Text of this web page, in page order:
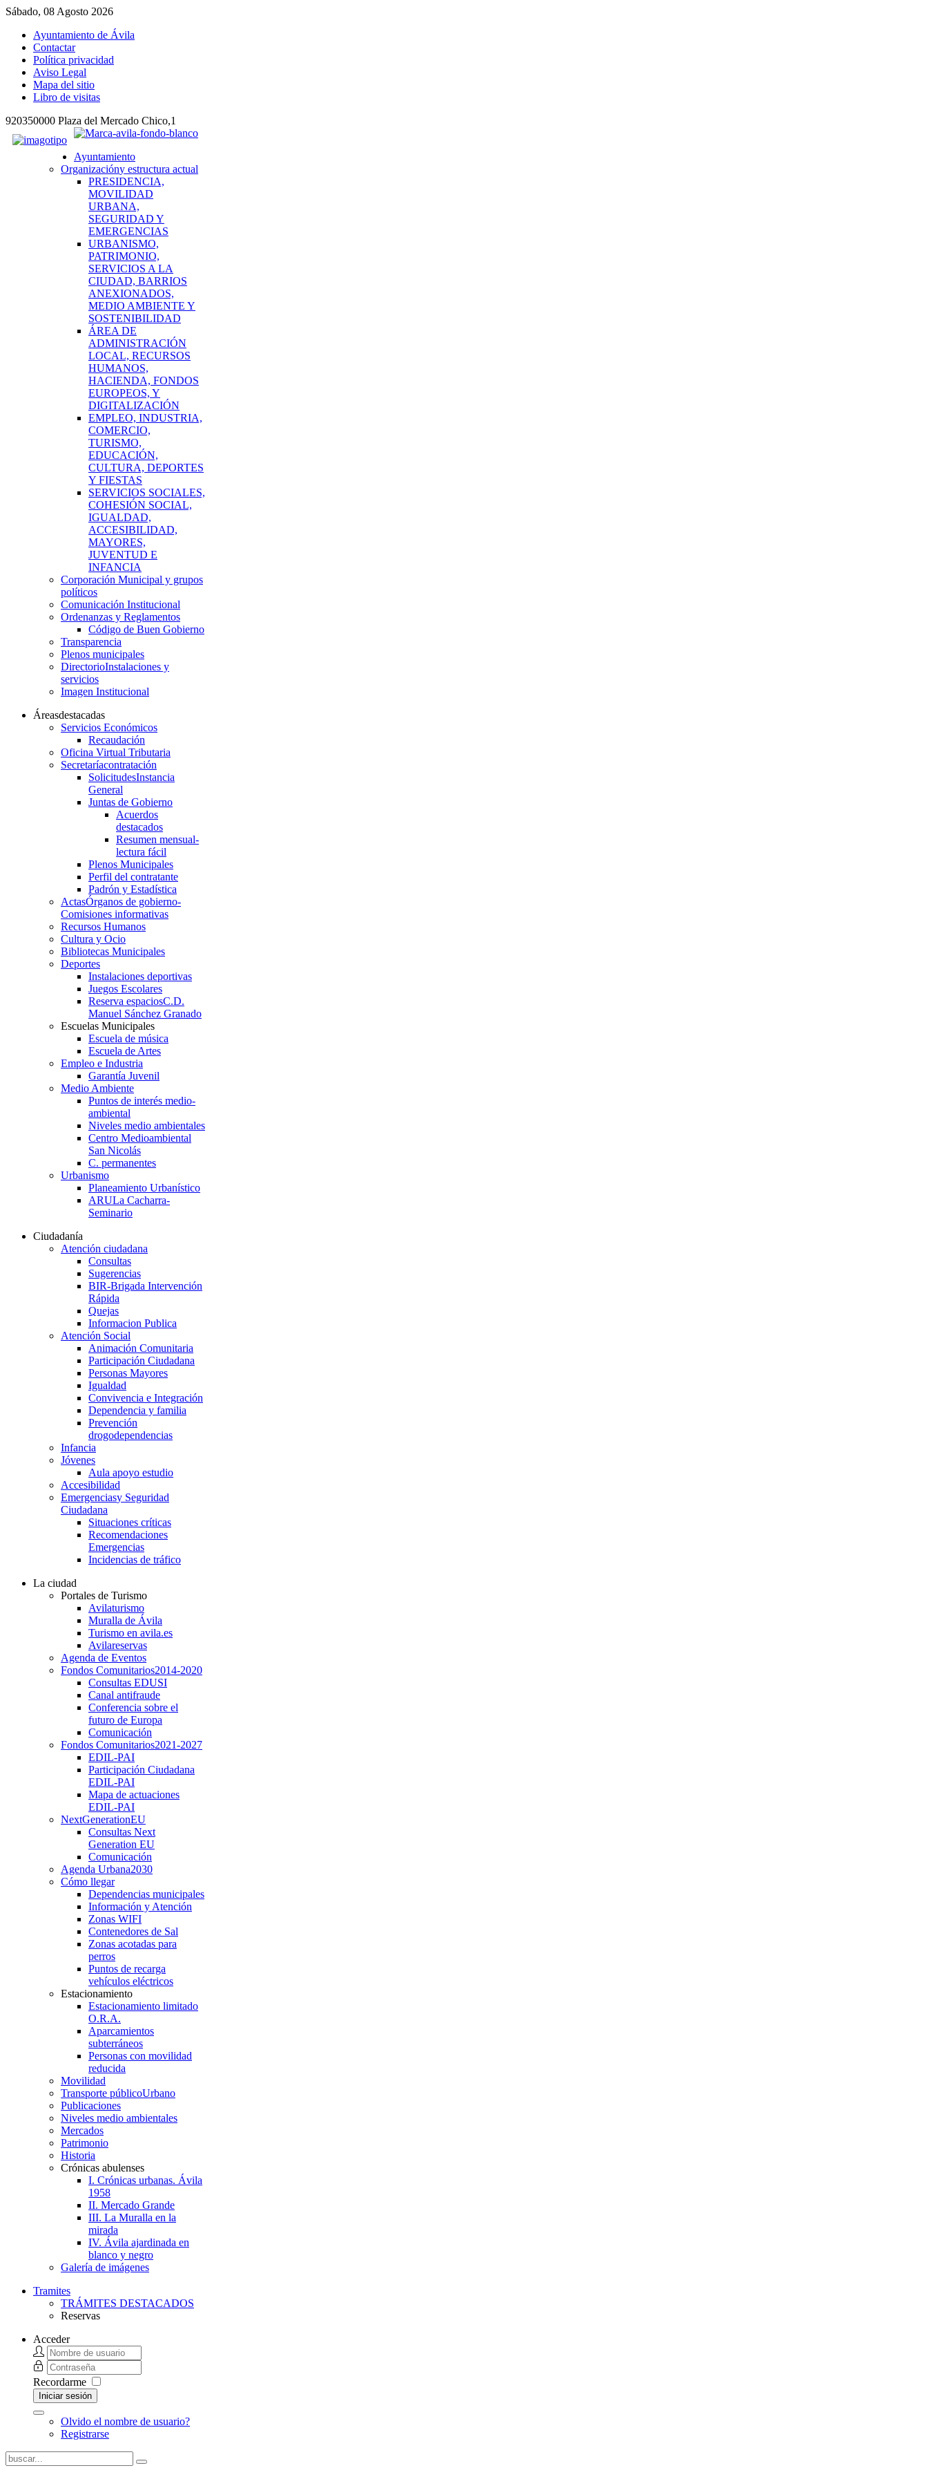
Sábado, 08 Agosto 2026
Ayuntamiento de Ávila
Contactar
Política privacidad
Aviso Legal
Mapa del sitio
Libro de visitas
920350000 Plaza del Mercado Chico,1
Ayuntamiento
Organizacióny estructura actual
PRESIDENCIA,
MOVILIDAD
URBANA,
SEGURIDAD Y
EMERGENCIAS
URBANISMO,
PATRIMONIO,
SERVICIOS A LA
CIUDAD, BARRIOS
ANEXIONADOS,
MEDIO AMBIENTE Y
SOSTENIBILIDAD
ÁREA DE
ADMINISTRACIÓN
LOCAL, RECURSOS
HUMANOS,
HACIENDA, FONDOS
EUROPEOS, Y
DIGITALIZACIÓN
EMPLEO, INDUSTRIA,
COMERCIO,
TURISMO,
EDUCACIÓN,
CULTURA, DEPORTES
Y FIESTAS
SERVICIOS SOCIALES,
COHESIÓN SOCIAL,
IGUALDAD,
ACCESIBILIDAD,
MAYORES,
JUVENTUD E
INFANCIA
Corporación Municipal y grupos
políticos
Comunicación Institucional
Ordenanzas y Reglamentos
Código de Buen Gobierno
Transparencia
Plenos municipales
DirectorioInstalaciones y
servicios
Imagen Institucional
Áreasdestacadas
Servicios Económicos
Recaudación
Oficina Virtual Tributaria
Secretaríacontratación
SolicitudesInstancia
General
Juntas de Gobierno
Acuerdos
destacados
Resumen mensual-
lectura fácil
Plenos Municipales
Perfil del contratante
Padrón y Estadística
ActasÓrganos de gobierno-
Comisiones informativas
Recursos Humanos
Cultura y Ocio
Bibliotecas Municipales
Deportes
Instalaciones deportivas
Juegos Escolares
Reserva espaciosC.D.
Manuel Sánchez Granado
Escuelas Municipales
Escuela de música
Escuela de Artes
Empleo e Industria
Garantía Juvenil
Medio Ambiente
Puntos de interés medio-
ambiental
Niveles medio ambientales
Centro Medioambiental
San Nicolás
C. permanentes
Urbanismo
Planeamiento Urbanístico
ARULa Cacharra-
Seminario
Ciudadanía
Atención ciudadana
Consultas
Sugerencias
BIR-Brigada Intervención
Rápida
Quejas
Informacion Publica
Atención Social
Animación Comunitaria
Participación Ciudadana
Personas Mayores
Igualdad
Convivencia e Integración
Dependencia y familia
Prevención
drogodependencias
Infancia
Jóvenes
Aula apoyo estudio
Accesibilidad
Emergenciasy Seguridad
Ciudadana
Situaciones críticas
Recomendaciones
Emergencias
Incidencias de tráfico
La ciudad
Portales de Turismo
Avilaturismo
Muralla de Ávila
Turismo en avila.es
Avilareservas
Agenda de Eventos
Fondos Comunitarios2014-2020
Consultas EDUSI
Canal antifraude
Conferencia sobre el
futuro de Europa
Comunicación
Fondos Comunitarios2021-2027
EDIL-PAI
Participación Ciudadana
EDIL-PAI
Mapa de actuaciones
EDIL-PAI
NextGenerationEU
Consultas Next
Generation EU
Comunicación
Agenda Urbana2030
Cómo llegar
Dependencias municipales
Información y Atención
Zonas WIFI
Contenedores de Sal
Zonas acotadas para
perros
Puntos de recarga
vehículos eléctricos
Estacionamiento
Estacionamiento limitado
O.R.A.
Aparcamientos
subterráneos
Personas con movilidad
reducida
Movilidad
Transporte públicoUrbano
Publicaciones
Niveles medio ambientales
Mercados
Patrimonio
Historia
Crónicas abulenses
I. Crónicas urbanas. Ávila
1958
II. Mercado Grande
III. La Muralla en la
mirada
IV. Ávila ajardinada en
blanco y negro
Galería de imágenes
Tramites
TRÁMITES DESTACADOS
Reservas
Acceder
Recordarme
Iniciar sesión
Olvido el nombre de usuario?
Registrarse